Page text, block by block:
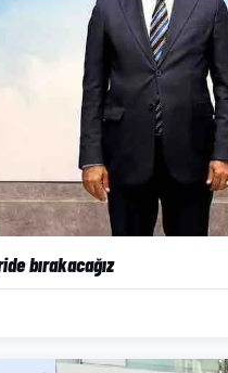
bırakacağız